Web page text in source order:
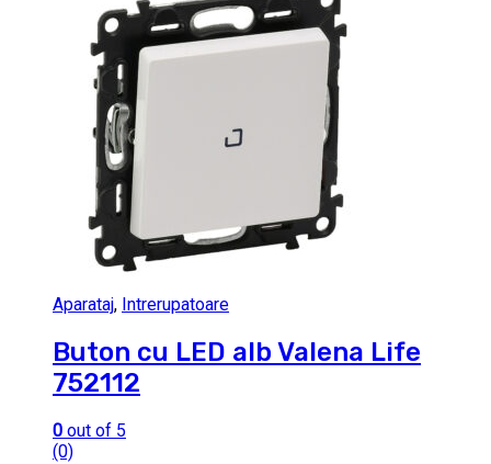
Aparataj, Intrerupatoare
Buton cu LED alb Valena Life
752112
0 out of 5
(0)